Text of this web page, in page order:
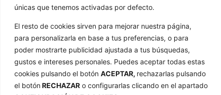
únicas que tenemos activadas por defecto.
El resto de cookies sirven para mejorar nuestra página,
para personalizarla en base a tus preferencias, o para
poder mostrarte publicidad ajustada a tus búsquedas,
gustos e intereses personales. Puedes aceptar todas estas
cookies pulsando el botón ACEPTAR, rechazarlas pulsando
el botónRECHAZAR o configurarlas clicando en el apartado
Galería de imágenes
Contacto
ENLACES
Aviso Legal
Política de privacidad
Política de cookies